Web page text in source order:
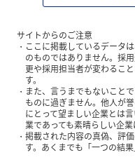
サイトからのご注意
ここに掲載しているデータ
のものではありません。採
更や採用担当者が変わるこ
す。
また、言うまでもないこと
ものに過ぎません。他人が
にとって望ましい企業とは
業であっても素晴らしい企業
掲載された内容の真偽、評
す。あくまでも「一つの結